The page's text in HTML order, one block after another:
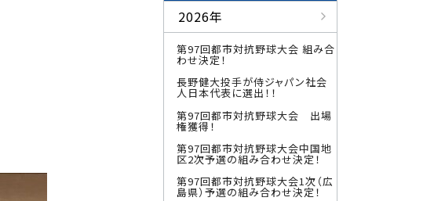
2026年
第97回都市対抗野球大会 組み合
わせ決定！
長野健大投手が侍ジャパン社会
人日本代表に選出！！
第97回都市対抗野球大会 出場
権獲得！
第97回都市対抗野球大会中国地
区2次予選の組み合わせ決定！
第97回都市対抗野球大会1次（広
島県）予選の組み合わせ決定！